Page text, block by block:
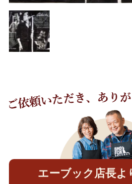
エーブック店長よ